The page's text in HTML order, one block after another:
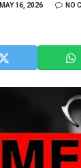
MAY 16, 2026 NO